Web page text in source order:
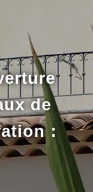
de
: